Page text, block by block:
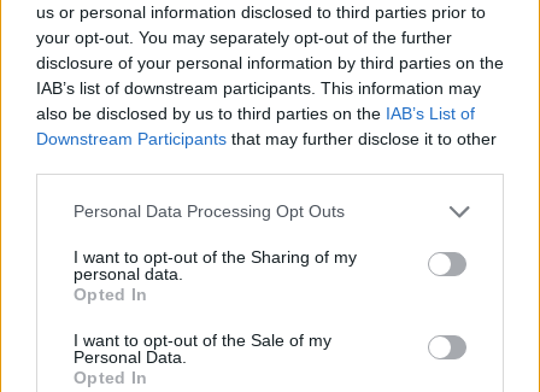
us or personal information disclosed to third parties prior to
your opt-out. You may separately opt-out of the further
disclosure of your personal information by third parties on the
IAB’s list of downstream participants. This information may
also be disclosed by us to third parties on the IAB’s List of
Downstream Participants that may further disclose it to other
Please note that this website/app uses one or more Google
not limited to your visit or usage behaviour. You may click to
grant or deny consent to Google and its third-party tags to
use your data for below specified purposes in below Google
consent section.
Personal Data Processing Opt Outs
I want to opt-out of the Sharing of my
personal data.
Opted In
I want to opt-out of the Sale of my
Personal Data.
Opted In
ημερήσια επιδόματα και συνολικά 25 ημερήσια
επιδόματα αν επιδοτούνται καθ’ όλη τη
διάρκεια αυτής της περιόδου. Ωστόσο δεν
δικαιούνται το Δώρο Χριστουγέννων οι πολίτες
Πιο συγκεκριμένα:
Κάθε μήνας επιδότησης ισοδυναμεί με 3
ημερήσια επιδόματα ανεργίας. Αυτό σημαίνει
20,39 ευρώ x 3 = 61,17 ευρώ (πλήρη